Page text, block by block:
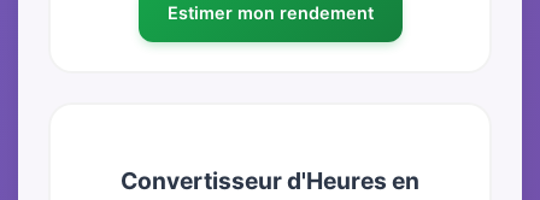
Estimer mon rendement
Convertisseur d'Heures en